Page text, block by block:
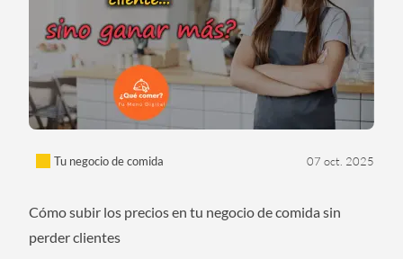
Tu negocio de comida 07 oct. 2025
Cómo subir los precios en tu negocio de comida sin
perder clientes